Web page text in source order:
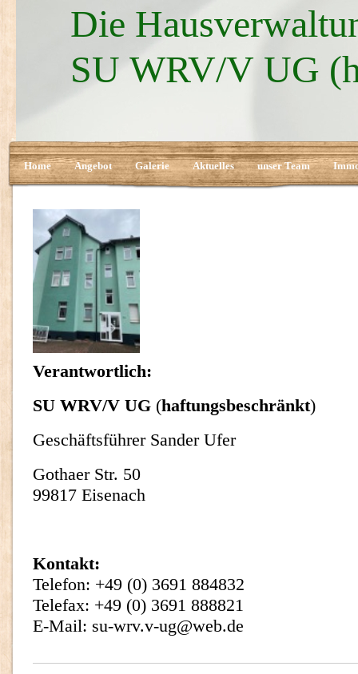
Die
SU WRV/V UG
Home Angebot Galerie Aktuelles unser Team
Verantwortlich:
SU WRV/V UG (haftungsbeschränkt)
Geschäftsführer Sander Ufer
Gothaer Str. 50
99817 Eisenach
Kontakt:
Telefon: +49 (0) 3691 884832
Telefax: +49 (0) 3691 888821
E-Mail: su-wrv.v-ug@web.de